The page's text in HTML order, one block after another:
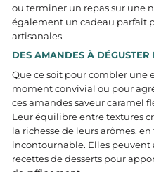
ou terminer un repas sur une
également un cadeau parfait
artisanales.
DES AMANDES À
Que ce soit pour combler une
moment convivial ou pour
ces amandes saveur caramel
Leur équilibre entre textures
la richesse de leurs arômes,
incontournable. Elles peuvent
recettes de desserts pour